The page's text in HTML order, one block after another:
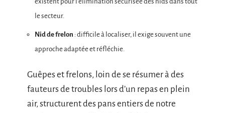
le secteur.
Nid de frelon : difficile à localiser, il exige souvent une
approche adaptée et réfléchie.
Guêpes et frelons, loin de se résumer à des
fauteurs de troubles lors d’un repas en plein
air, structurent des pans entiers de notre